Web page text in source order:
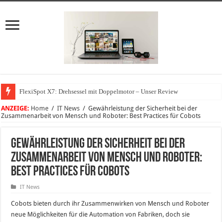
FlexiSpot X7: Drehsessel mit Doppelmotor – Unser Review
Wie können sich Unternehmen vor Cyberangriffen schützen?
ANZEIGE: Home / IT News / Gewährleistung der Sicherheit bei der
Zusammenarbeit von Mensch und Roboter: Best Practices für Cobots
Gewährleistung der Sicherheit bei der
Zusammenarbeit von Mensch und Roboter:
Best Practices für Cobots
IT News
Cobots bieten durch ihr Zusammenwirken von Mensch und Roboter
neue Möglichkeiten für die Automation von Fabriken, doch sie